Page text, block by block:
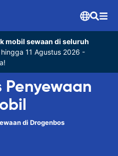
mobil sewaan di seluruh
11 Agustus 2026 -
Penyewaan
di Drogenbos